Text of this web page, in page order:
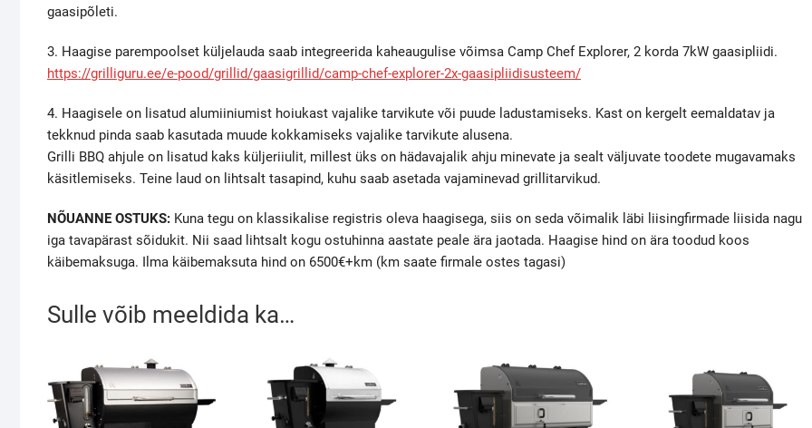
gaasipõleti.
3. Haagise parempoolset küljelauda saab integreerida kaheaugulise võimsa Camp Chef Explorer, 2 korda 7kW gaasipliidi.
https://grilliguru.ee/e-pood/grillid/gaasigrillid/camp-chef-explorer-2x-gaasipliidisusteem/
4. Haagisele on lisatud alumiiniumist hoiukast vajalike tarvikute või puude ladustamiseks. Kast on kergelt eemaldatav ja
tekknud pinda saab kasutada muude kokkamiseks vajalike tarvikute alusena.
Grilli BBQ ahjule on lisatud kaks küljeriiulit, millest üks on hädavajalik ahju minevate ja sealt väljuvate toodete mugavamaks
käsitlemiseks. Teine laud on lihtsalt tasapind, kuhu saab asetada vajaminevad grillitarvikud.
NÕUANNE OSTUKS: Kuna tegu on klassikalise registris oleva haagisega, siis on seda võimalik läbi liisingfirmade liisida nagu
iga tavapärast sõidukit. Nii saad lihtsalt kogu ostuhinna aastate peale ära jaotada. Haagise hind on ära toodud koos
käibemaksuga. Ilma käibemaksuta hind on 6500€+km (km saate firmale ostes tagasi)
Sulle võib meeldida ka…